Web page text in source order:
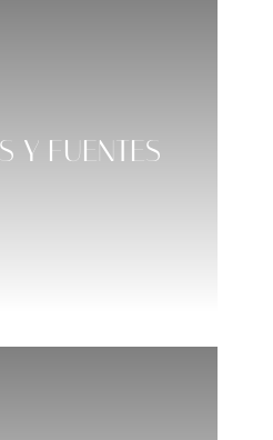
Y FUENTES